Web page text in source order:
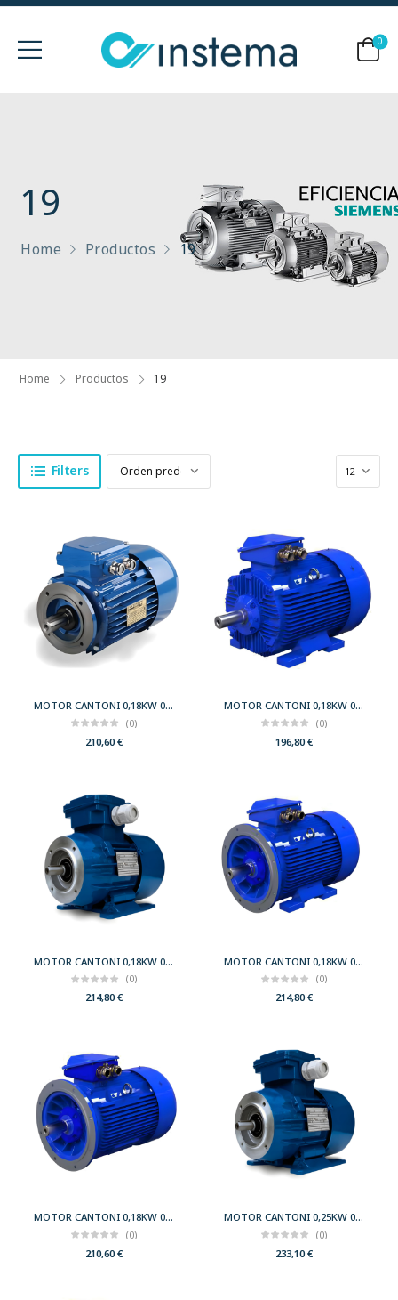
0
19
Home Productos 19
Home Productos 19
Filters
MOTOR CANTONI 0,18KW 0,25CV 750 B14 T80 230/400 IE2
(0)
210,60€
MOTOR CANTONI 0,18KW 0,25CV 750 B3 T80 230/400 IE2
(0)
196,80€
MOTOR CANTONI 0,18KW 0,25CV 750 B34 T80 230/400 IE2
(0)
214,80€
MOTOR CANTONI 0,18KW 0,25CV 750 B35 T80 230/400 IE2
(0)
214,80€
MOTOR CANTONI 0,18KW 0,25CV 750 B5 T80 230/400 IE2
(0)
210,60€
MOTOR CANTONI 0,25KW 0,33CV 750 B14 T80 230/400 IE2
(0)
233,10€